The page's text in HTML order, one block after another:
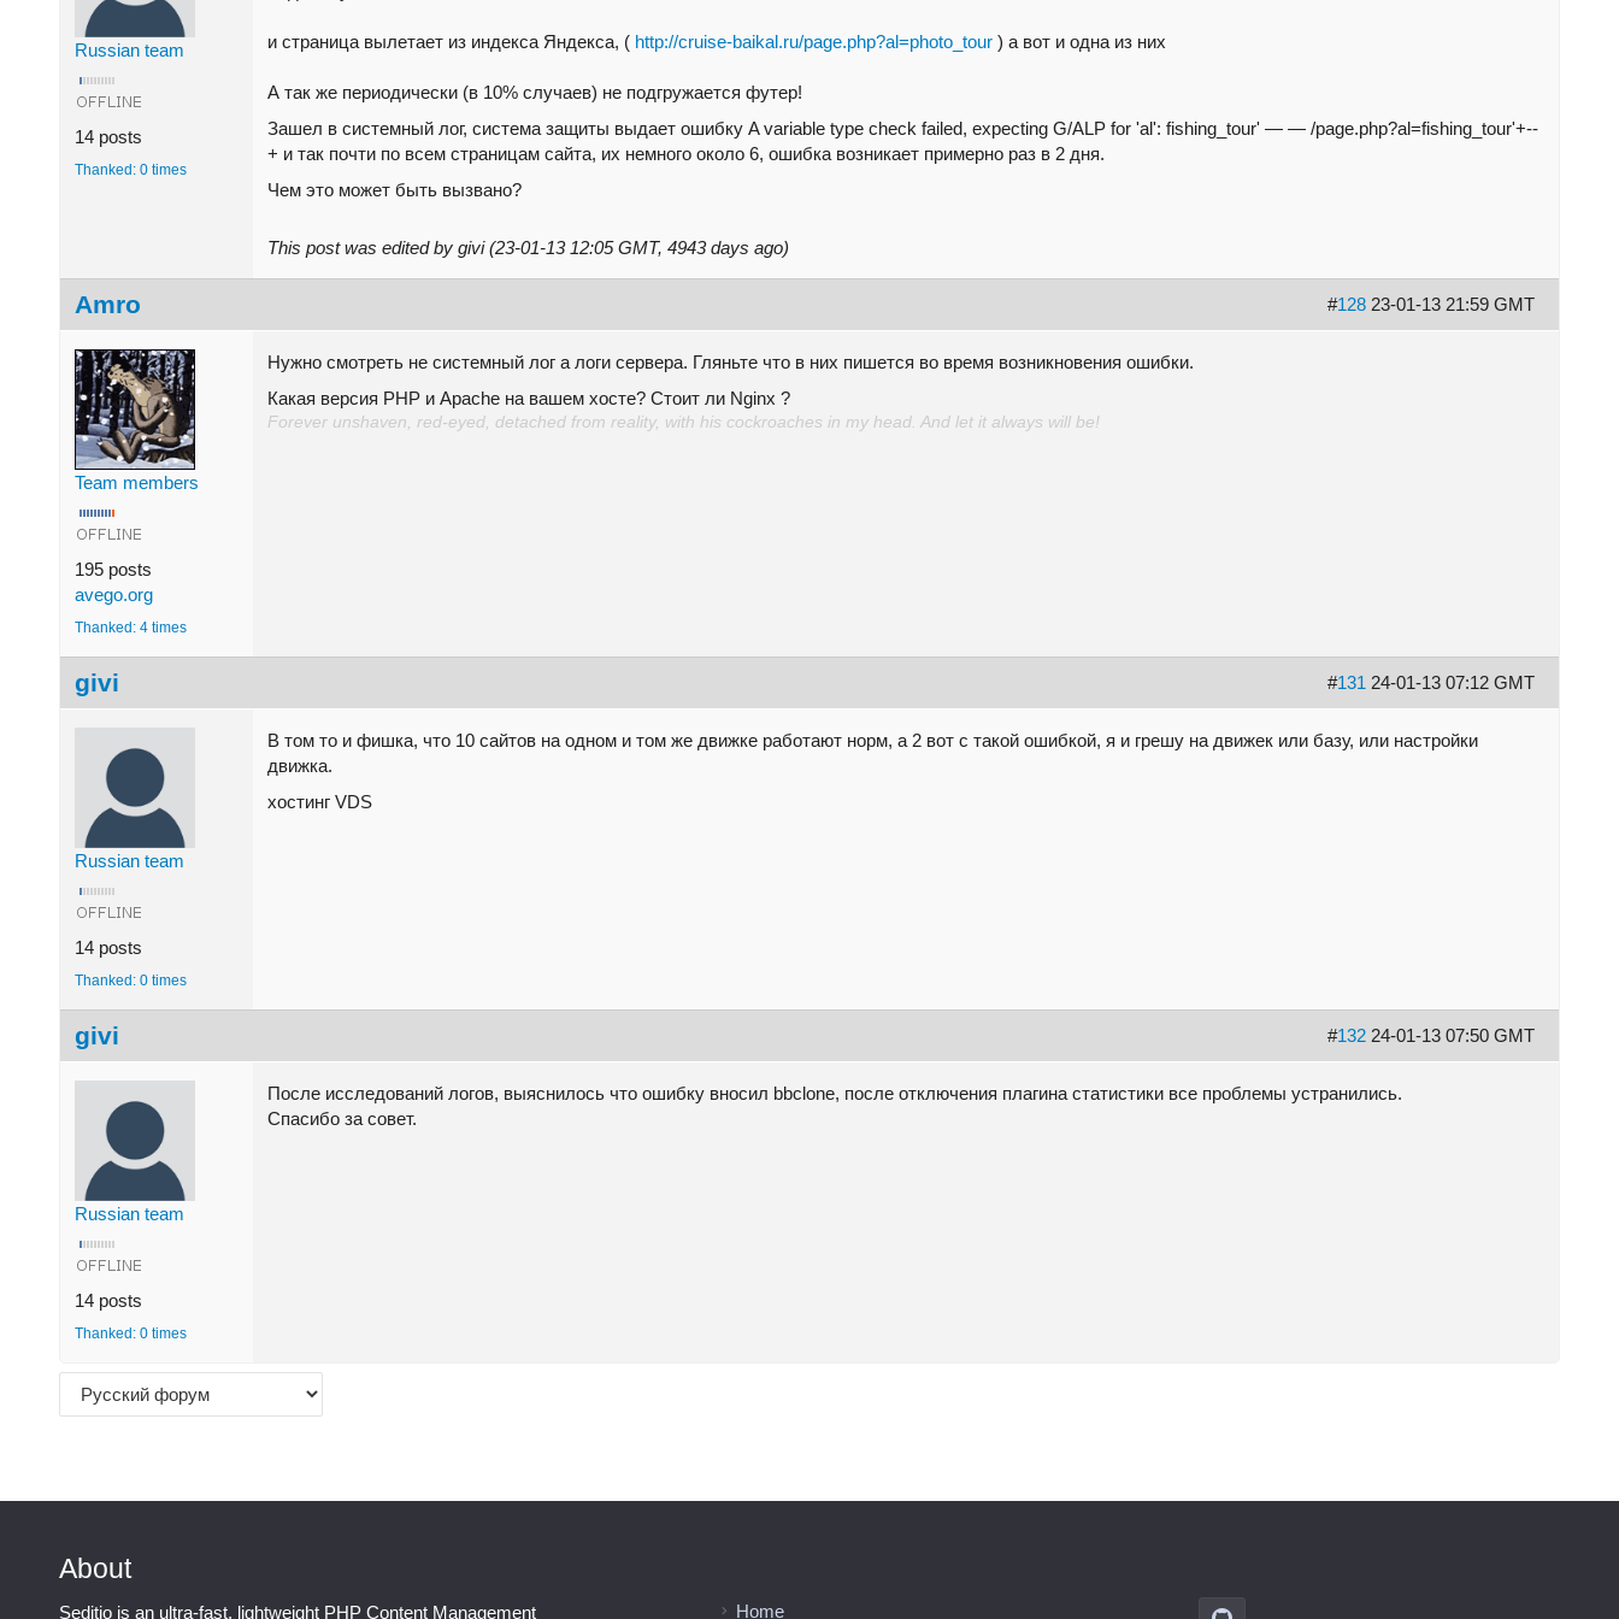
Russian team
14 posts
Thanked: 0 times
и страница вылетает из индекса Яндекса, ( http://cruise-baikal.ru/page.php?al=photo_tour ) а вот и одна из них
А так же периодически (в 10% случаев) не подгружается футер!
Зашел в системный лог, система защиты выдает ошибку A variable type check failed, expecting G/ALP for 'al': fishing_tour' — — /page.php?al=fishing_tour'+--
+ и так почти по всем страницам сайта, их немного около 6, ошибка возникает примерно раз в 2 дня.
Чем это может быть вызвано?
This post was edited by givi (23-01-13 12:05 GMT, 4943 days ago)
Amro #128 23-01-13 21:59 GMT
Team members
195 posts
avego.org
Thanked: 4 times
Нужно смотреть не системный лог а логи сервера. Гляньте что в них пишется во время возникновения ошибки.
Какая версия PHP и Apache на вашем хосте? Стоит ли Nginx ?
Forever unshaven, red-eyed, detached from reality, with his cockroaches in my head. And let it always will be!
givi #131 24-01-13 07:12 GMT
Russian team
14 posts
Thanked: 0 times
В том то и фишка, что 10 сайтов на одном и том же движке работают норм, а 2 вот с такой ошибкой, я и грешу на движек или базу, или настройки
движка.
хостинг VDS
givi #132 24-01-13 07:50 GMT
Russian team
14 posts
Thanked: 0 times
После исследований логов, выяснилось что ошибку вносил bbclone, после отключения плагина статистики все проблемы устранились.
Спасибо за совет.
About
Seditio is an ultra-fast, lightweight PHP Content Management Home